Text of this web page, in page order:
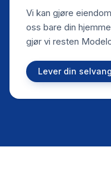
Vi kan gjøre
oss bare din
gjør vi resten
Lever din